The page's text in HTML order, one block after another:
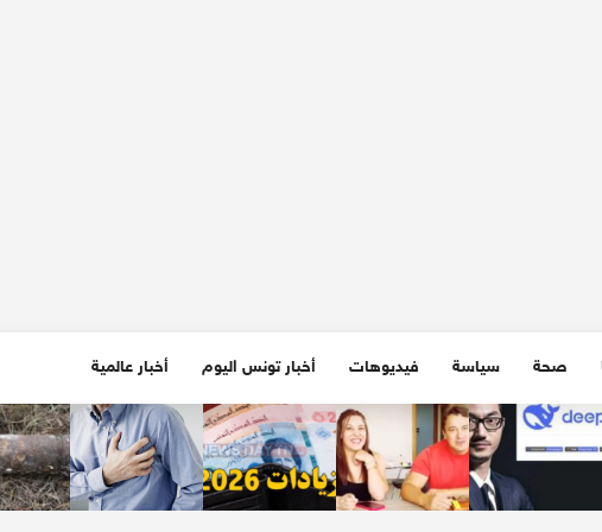
صحة سياسة فيديوهات أخبار تونس اليوم أخبار عالمية